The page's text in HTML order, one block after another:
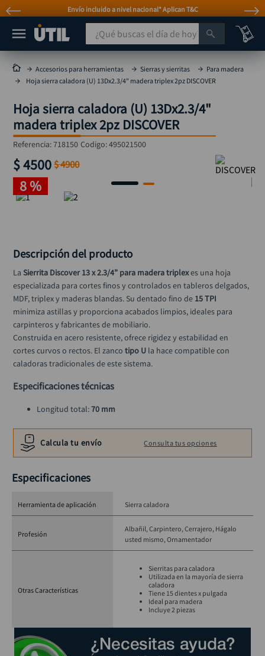
Envío incluido a nivel nacional* Aplican T&C
¿Qué buscas el día de hoy?
Accesorios para herramientas Sierras y sierritas
Para madera
Hoja sierra caladora (U) 13Dx2.3/4" madera triplex 2pz DISCOVER
Hoja sierra caladora (U) 13Dx2.3/4"
madera triplex 2pz DISCOVER
Referencia:718150 Codigo:495021500
$4500 $4900
8 %
Descripción del producto
La Sierrita Discover 13 x 2.3/4” para madera triplex es una hoja
especializada para cortes finos y controlados en tableros delgados,
MDF, triplex y maderas blandas. Su dentado fino de 15 TPI
minimiza astillas y proporciona acabados limpios, ideales para
carpinteros y fabricantes de mobiliario.
Construida en acero resistente, ofrece rigidez y estabilidad en
cortes curvos o rectos. El zanco tipo U la hace compatible con
caladoras tradicionales de este sistema.
Especificaciones técnicas
Longitud total: 70 mm
Material recomendado:
Triplex y madera fina
Presentación: Juego x 2 piezas
Calcula tu envío Consulta tus opciones
Especificaciones
Herramienta de aplicación Sierra caladora
Profesión
Albañil Carpintero Cerrajero Hágalo
usted mismo Ornamentador
Otras Características
Sierritas para caladora
Utilizada en la mayoría de sierra
caladora
Tiene 15 dientes x pulgada
Ideal para madera
Incluye 2 piezas
MÁS BUSCADOS
taladro
taladros pulidoras
compresor
sierra circular
ruteadora
broca
taladro inalámbrico
llave